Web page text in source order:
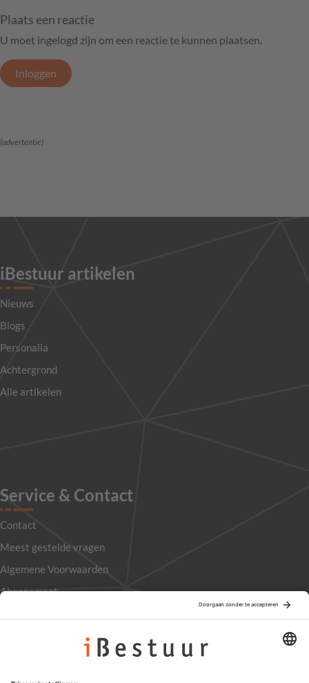
Plaats een reactie
U moet ingelogd zijn om een reactie te kunnen plaatsen.
Inloggen
(advertentie)
iBestuur artikelen
Nieuws
Blogs
Personalia
Achtergrond
Alle artikelen
Service & Contact
Contact
Meest gestelde vragen
Algemene Voorwaarden
Abonnement
Privacyinstellingen